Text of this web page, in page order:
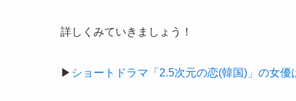
詳しくみていきましょう！
▶ ショートドラマ「2.5次元の恋(韓国)」の女